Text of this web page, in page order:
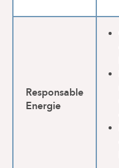
Responsable
Energie